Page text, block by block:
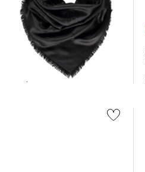
Gucci | Damen Tuch aus
Seide und Wolle ATAREST